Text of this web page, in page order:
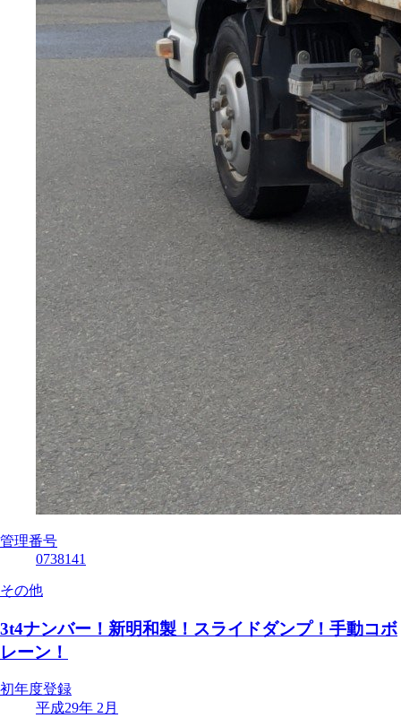
管理番号
0738141
その他
3t4ナンバー！新明和製！スライドダンプ！手動コボ
レーン！
初年度登録
平成29年 2月